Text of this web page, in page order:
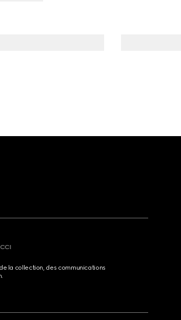
la collection, des communications